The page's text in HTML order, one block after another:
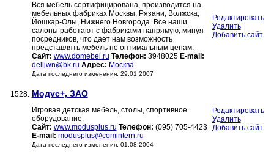
Вся мебель сертифицирована, производится на
мебельных фабриках Москвы, Рязани, Волжска,
Йошкар-Олы, Нижнего Новгорода. Все наши
салоны работают с фабриками напрямую, минуя
посредников, что дает нам возможность
представлять мебель по оптимальным ценам.
Сайт: www.domebel.ru Телефон: 3948025 E-mail:
delljwn@bk.ru Адрес: Москва
Дата последнего изменения: 29.01.2007
Редактировать
Удалить
Добавить сайт
1528. Модус+, ЗАО
Игровая детская мебель, столы, спортивное
оборудование.
Сайт: www.modusplus.ru Телефон: (095) 705-4423
E-mail: modusplus@comintern.ru
Дата последнего изменения: 01.08.2004
Редактировать
Удалить
Добавить сайт